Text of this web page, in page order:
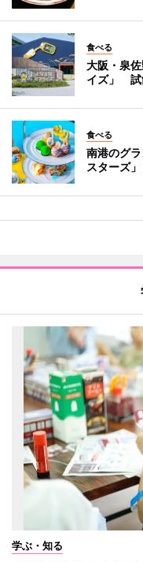
食べる
大阪・泉
イズ」 試
食べる
南港のグ
スターズ
学ぶ・知る